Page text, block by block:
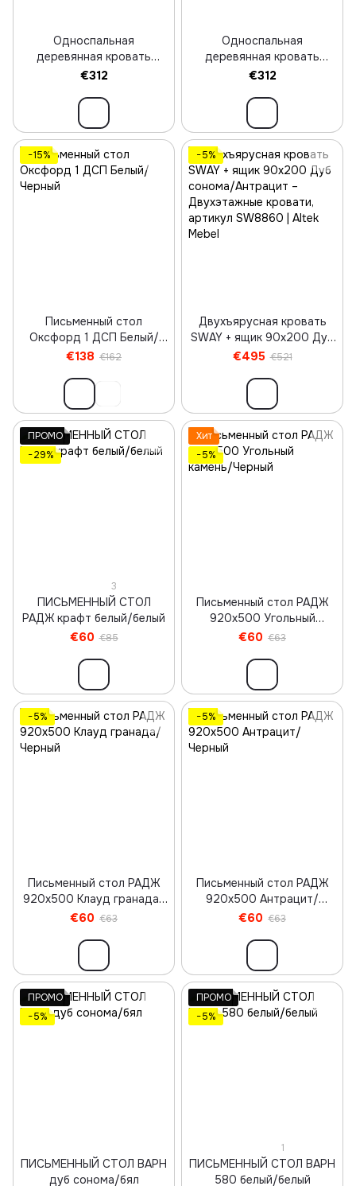
Односпальная
деревянная кровать
НЕАПОЛЬ 80х190 Венге
€312
Односпальная
деревянная кровать
НЕАПОЛЬ 90х190 Венге
€312
−15%
Письменный стол
Оксфорд 1 ДСП Белый/
Черный
€138 €162
−5%
Двухъярусная кровать
SWAY + ящик 90х200 Дуб
сонома/Антрацит
€495 €521
ПРОМО
−29%
3
ПИСЬМЕННЫЙ СТОЛ
РАДЖ крафт белый/белый
€60 €85
Хит
−5%
Письменный стол РАДЖ
920х500 Угольный
камень/Черный
€60 €63
−5%
Письменный стол РАДЖ
920х500 Клауд гранада/
Черный
€60 €63
−5%
Письменный стол РАДЖ
920х500 Антрацит/
Черный
€60 €63
ПРОМО
−5%
ПИСЬМЕННЫЙ СТОЛ ВАРН
дуб сонома/бял
ПРОМО
−5%
1
ПИСЬМЕННЫЙ СТОЛ ВАРН
580 белый/белый